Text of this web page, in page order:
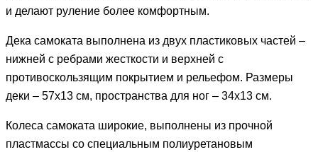
и делают руление более комфортным.
Дека самоката выполнена из двух пластиковых частей –
нижней с ребрами жесткости и верхней с
противоскользящим покрытием и рельефом. Размеры
деки – 57х13 см, пространства для ног – 34х13 см.
Колеса самоката широкие, выполнены из прочной
пластмассы со специальным полиуретановым